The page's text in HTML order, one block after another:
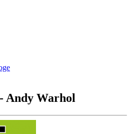
Andy Warhol